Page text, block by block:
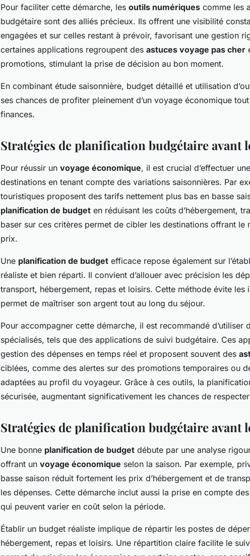
Pour faciliter cette démarche, les outils numériques comme les
budgétaire sont des alliés précieux. Ils offrent une visibilité
engagées et sur celles restant à prévoir, favorisant une gestion
certaines applications regroupent des astuces voyage pas cher
promotions, stimulant la prise de décision au bon moment.
En combinant étude saisonnière, budget détaillé et utilisation
ses chances de profiter pleinement d’un voyage économique
finances.
Stratégies de planification budgétaire avant
Pour réussir un voyage économique, il est crucial d’effectuer
destinations en tenant compte des variations saisonnières. Par
touristiques proposent des tarifs nettement plus bas en basse
planification de budget en réduisant les coûts d’hébergement,
baser sur ces critères permet de cibler les destinations offrant le
prix.
Une planification de budget efficace repose également sur
réaliste et bien réparti. Il convient d’allouer avec précision les
transport, hébergement, repas et loisirs. Cette méthode évite les
permet de maîtriser son argent tout au long du séjour.
Pour accompagner cette démarche, il est recommandé d’utiliser
spécialisés, tels que des applications de suivi budgétaire. Ces
gestion des dépenses en temps réel et proposent souvent des
ciblées, comme des alertes sur des promotions temporaires ou
adaptées au profil du voyageur. Grâce à ces outils, la
sécurisée, augmentant significativement les chances de
Stratégies de planification budgétaire avant
Une bonne planification de budget débute par une analyse
offrant un voyage économique selon la saison. Par exemple,
basse saison réduit fortement les prix d’hébergement et de
les dépenses. Cette démarche inclut aussi la prise en compte
qui peuvent varier en coût selon la période.
Établir un budget réaliste implique de répartir les postes de
hébergement, repas et loisirs. Une répartition claire facilite le